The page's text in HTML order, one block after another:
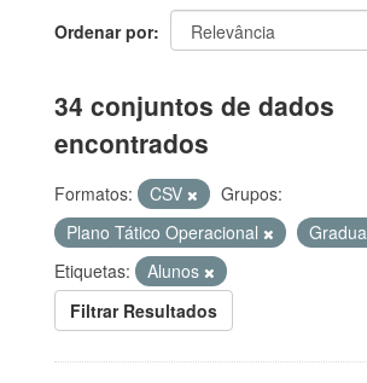
Ordenar por
34 conjuntos de dados
encontrados
Formatos: CSV
Grupos:
Plano Tático Operacional
Etiquetas:
Alunos
Filtrar Resultados